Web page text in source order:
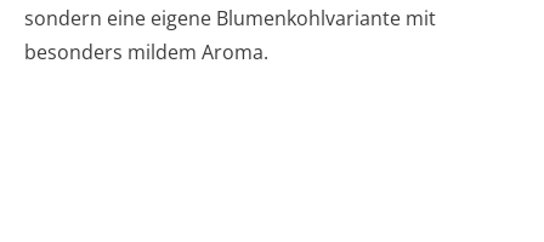
sondern eine eigene Blumenkohlvariante mit
besonders mildem Aroma.